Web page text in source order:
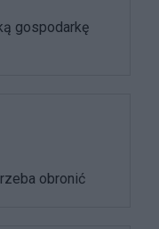
gospodarkę
obronić